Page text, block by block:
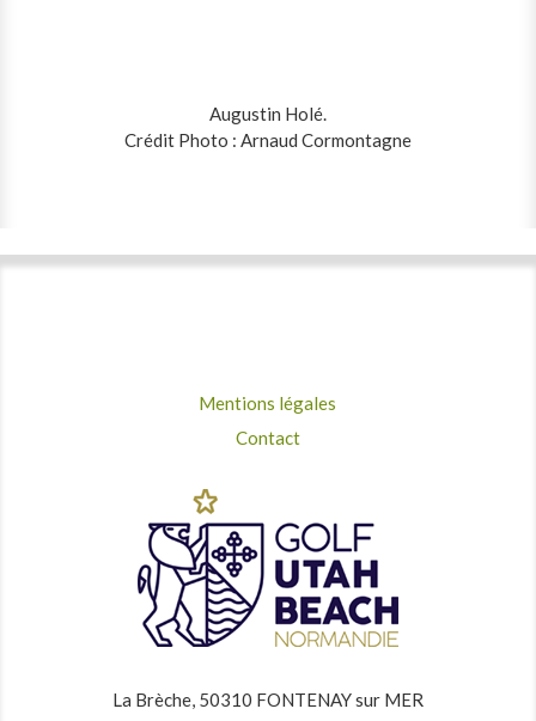
Augustin Holé.
Crédit Photo : Arnaud Cormontagne
Mentions légales
Contact
La Brèche, 50310 FONTENAY sur MER